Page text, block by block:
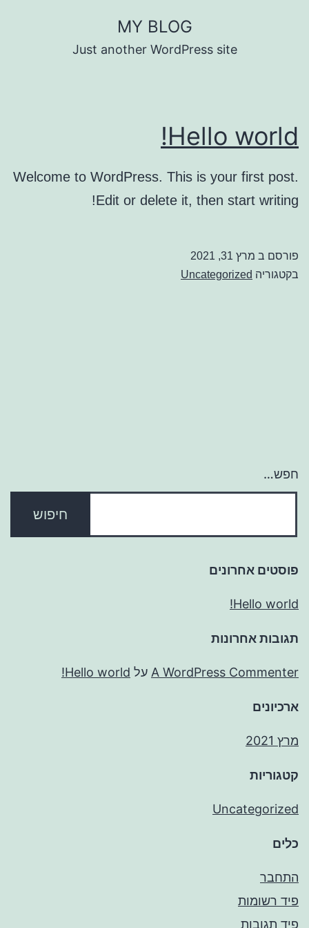
MY BLOG
Just another WordPress site
Hello world!
Welcome to WordPress. This is your first post.
Edit or delete it, then start writing!
פורסם ב מרץ 31, 2021
בקטגוריה Uncategorized
חפש…
פוסטים אחרונים
Hello world!
תגובות אחרונות
A WordPress Commenter על Hello world!
ארכיונים
מרץ 2021
קטגוריות
Uncategorized
כלים
התחבר
פיד רשומות
פיד תגובות